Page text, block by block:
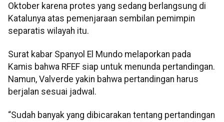
Oktober karena protes yang sedang berlangsung di
Katalunya atas pemenjaraan sembilan pemimpin
separatis wilayah itu.
Surat kabar Spanyol El Mundo melaporkan pada
Kamis bahwa RFEF siap untuk menunda pertandingan.
Namun, Valverde yakin bahwa pertandingan harus
berjalan sesuai jadwal.
“Sudah banyak yang dibicarakan tentang pertandingan